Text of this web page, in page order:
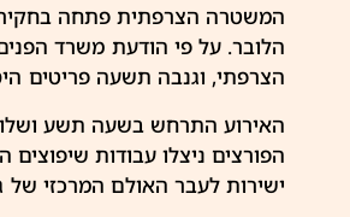
המשטרה הצרפתית פתחה
הלובר. על פי הודעת משרד
הצרפתי, וגנבה תשעה פריטים
האירוע התרחש בשעה תשע
הפורצים ניצלו עבודות
ישירות לעבר האולם המרכזי של